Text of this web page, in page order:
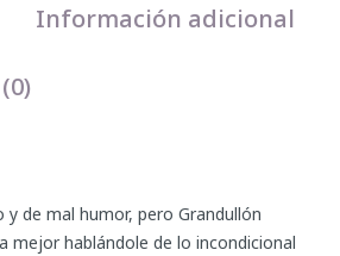
Información adicional
y de mal humor, pero Grandullón
mejor hablándole de lo incondicional